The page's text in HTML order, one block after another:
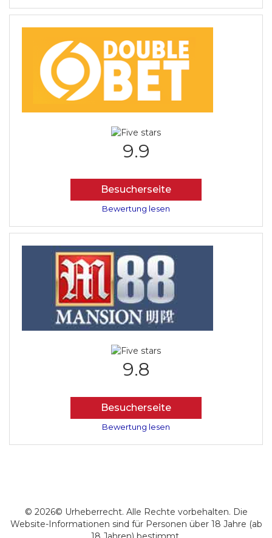
9.9
Besucherseite
Bewertung lesen
9.8
Besucherseite
Bewertung lesen
© 2026© Urheberrecht. Alle Rechte vorbehalten. Die
Website-Informationen sind für Personen über 18 Jahre (ab